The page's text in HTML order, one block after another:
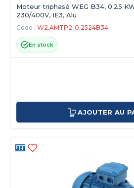
Moteur triphasé WEG B34, 0.25
230/400V, IE3, Alu
Code : W2.AMTP2-0.2524B34
En stock
AJOUTER AU